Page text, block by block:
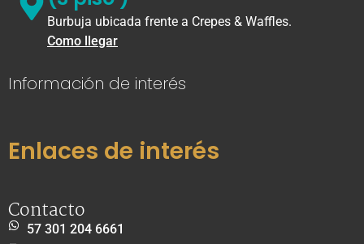
Burbuja ubicada frente a Crepes & Waffles.
Como llegar
Información de interés
Enlaces de interés
Contacto
57 301 204 6661